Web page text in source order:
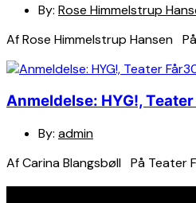
By: Rose Himmelstrup
Af Rose Himmelstrup Hansen
Anmeldelse: HYG!,
By: admin
Af Carina Blangsbøll På Teater